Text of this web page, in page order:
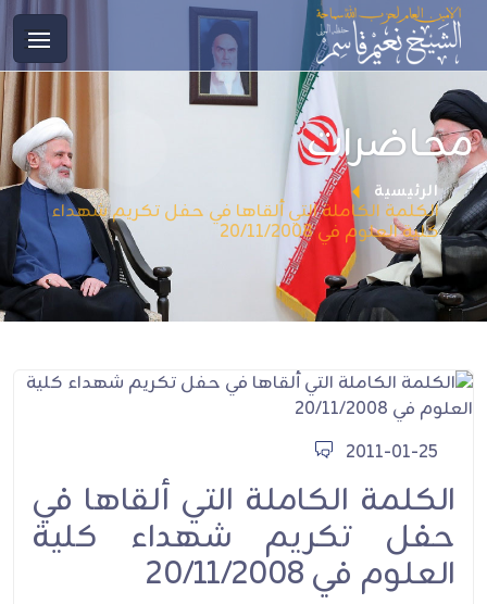
محاضرات
الرئيسية
الكلمة الكاملة التي ألقاها في حفل تكريم شهداء
كلية العلوم في 20/11/2008
2011-01-25
الكلمة الكاملة التي ألقاها في
حفل تكريم شهداء كلية
العلوم في 20/11/2008